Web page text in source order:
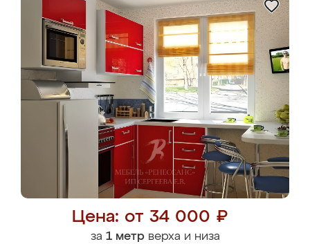
Цена: от 34 000 ₽
за 1 метрверха и низа